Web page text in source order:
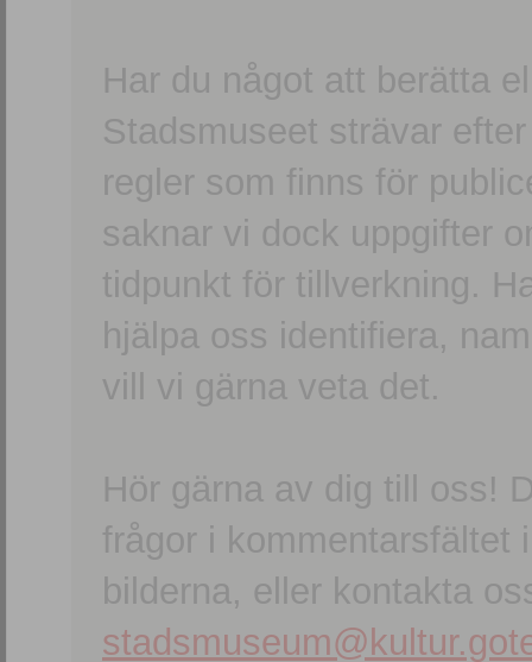
Har du något att berätta
Stadsmuseet strävar
regler som finns för
saknar vi dock uppgifter
tidpunkt för tillverkning.
hjälpa oss identifiera,
vill vi gärna veta det.
Hör gärna av dig till oss!
frågor i kommentarsfältet
bilderna, eller kontakta